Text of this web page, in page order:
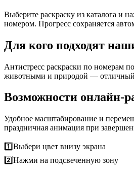
Выберите раскраску из каталога и
номером. Прогресс сохраняется
Для кого подходят
Антистресс раскраски по номерам
животными и природой — отличный
Возможности онлайн-
Удобное масштабирование и
праздничная анимация при
1️⃣Выбери цвет внизу экрана
2️⃣Нажми на подсвеченную зону